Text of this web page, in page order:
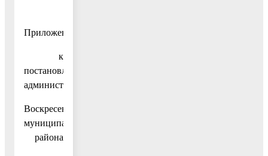
Приложение
к
постановлению
администрации
Воскресенского
муниципального
района